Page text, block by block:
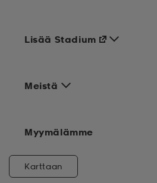
Meistä
Lisää Stadium
Myymälämme
Karttaan